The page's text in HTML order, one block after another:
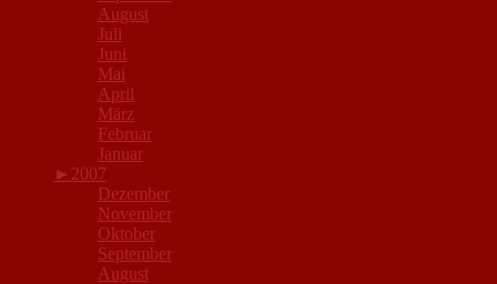
August
Juli
Juni
Mai
April
März
Februar
Januar
► 2007
Dezember
November
Oktober
September
August